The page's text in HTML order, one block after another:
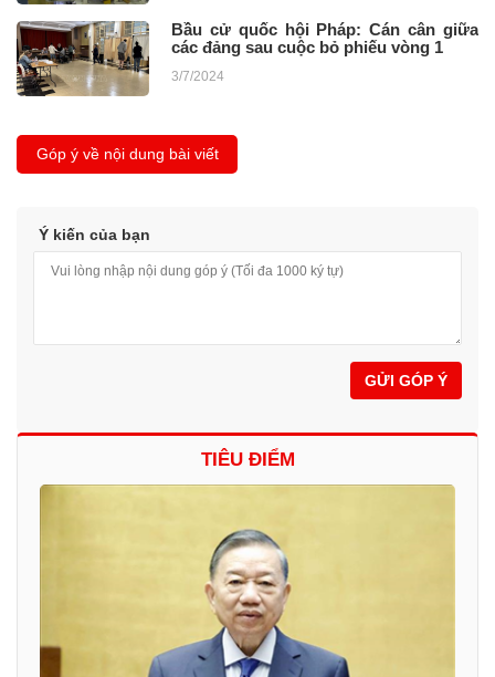
Bầu cử quốc hội Pháp: Cán cân giữa
các đảng sau cuộc bỏ phiếu vòng 1
3/7/2024
Góp ý về nội dung bài viết
Ý kiến của bạn
GỬI GÓP Ý
TIÊU ĐIỂM